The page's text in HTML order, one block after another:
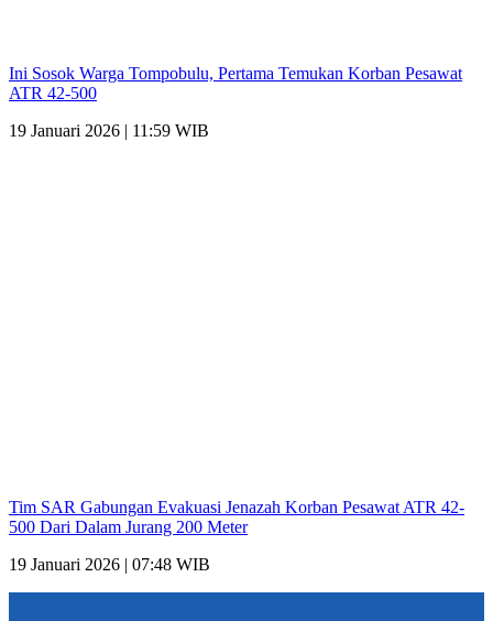
Ini Sosok Warga Tompobulu, Pertama Temukan Korban Pesawat
ATR 42-500
19 Januari 2026 | 11:59 WIB
Tim SAR Gabungan Evakuasi Jenazah Korban Pesawat ATR 42-
500 Dari Dalam Jurang 200 Meter
19 Januari 2026 | 07:48 WIB